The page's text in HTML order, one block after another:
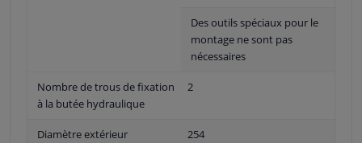
Des outils spéciaux pour le
montage ne sont pas
nécessaires
Nombre de trous de fixation
à la butée hydraulique
2
Diamètre extérieur
254